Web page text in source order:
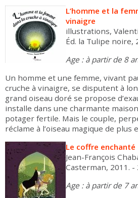
L’homme et la
vinaigre
illustrations,
Éd. la Tulipe noire,
Age : à partir de 8
Un homme et une femme, vivant
cruche à vinaigre, se disputent à
grand oiseau doré se propose
installe dans une charmante
potager fertile. Mais le couple,
réclame à l’oiseau magique de plus
Le coffre enchanté
Jean-François
Casterman, 2011. -
Age : à partir de 7